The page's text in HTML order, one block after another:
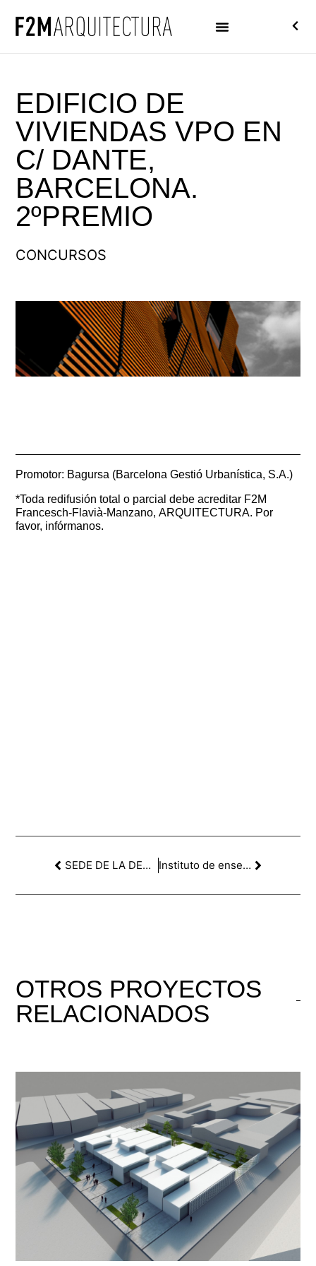
EDIFICIO DE
VIVIENDAS VPO EN
C/ DANTE,
BARCELONA.
2ºPREMIO
CONCURSOS
Promotor: Bagursa (Barcelona Gestió Urbanística, S.A.)
*Toda redifusión total o parcial debe acreditar F2M
Francesch-Flavià-Manzano, ARQUITECTURA. Por
favor, infórmanos.
SEDE DE LA DEMARCACIÓN DE HUESCA DEL COAA Instituto de enseñanza secundaria en Bigues i Riells. 2ºPREMIO
OTROS PROYECTOS
RELACIONADOS